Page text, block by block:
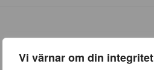
Vi värnar om din integritet